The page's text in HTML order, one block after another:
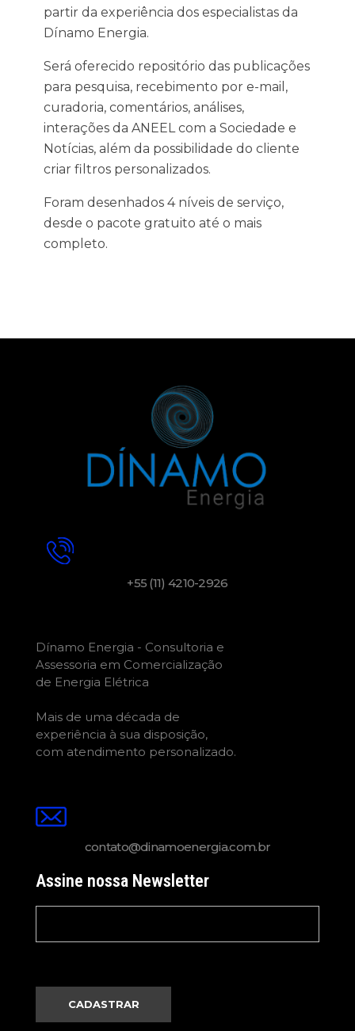
partir da experiência dos especialistas da
Dínamo Energia.
Será oferecido repositório das publicações
para pesquisa, recebimento por e-mail,
curadoria, comentários, análises,
interações da ANEEL com a Sociedade e
Notícias, além da possibilidade do cliente
criar filtros personalizados.
Foram desenhados 4 níveis de serviço,
desde o pacote gratuito até o mais
completo.
+55 (11) 4210-2926
Dínamo Energia - Consultoria e
Assessoria em Comercialização
de Energia Elétrica
Mais de uma década de
experiência à sua disposição,
com atendimento personalizado.
contato@dinamoenergia.com.br
Assine nossa Newsletter